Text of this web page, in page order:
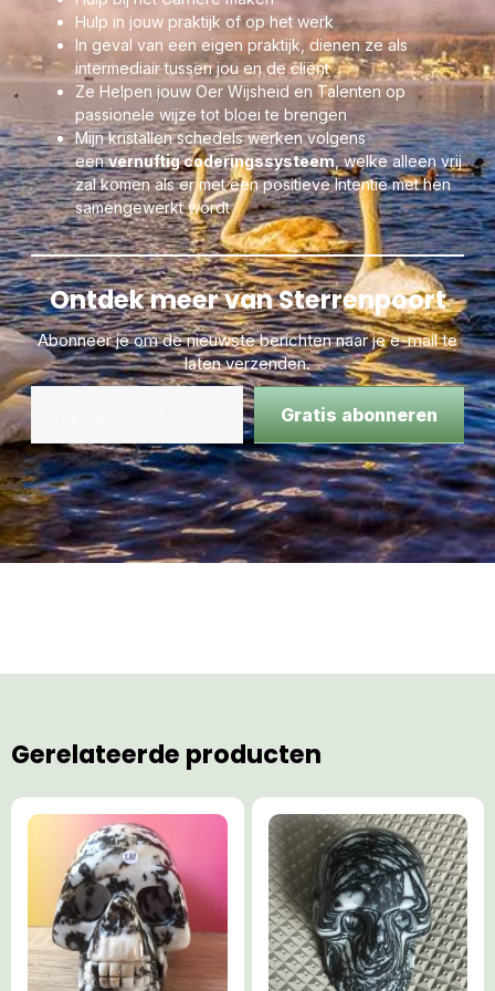
leven op Moeder Aarde was geschapen. Alleen Kristallen,
algen, schelpen, koraal en andere eencelligen waren in een
beginstadium aangelegd. Deze Skull lijkt gevuld met Opaal-
Koraal en beschikt over alle magische krachten die je maar
kunt voorstellen en is in staat je volledig één te laten worden
met jouw LeMUria zielendeel via de diepere ritmes van
Moeder Aarde.
Hulp in jouw praktijk of op het werk
In geval van een eigen praktijk, dienen ze als
intermediair tussen jou en de cliënt
Ze Helpen jouw Oer Wijsheid en Talenten op
passionele wijze tot bloei te brengen
Mijn kristallen schedels werken volgens
eenvernuftig coderingssysteem, welke alleen vrij
zal komen als er met een positieve Intentie met hen
samengewerkt wordt
Ontdek meer van Sterrenpoort
Abonneer je om de nieuwste berichten naar je e-mail te
laten verzenden.
Gratis abonneren
Gerelateerde producten